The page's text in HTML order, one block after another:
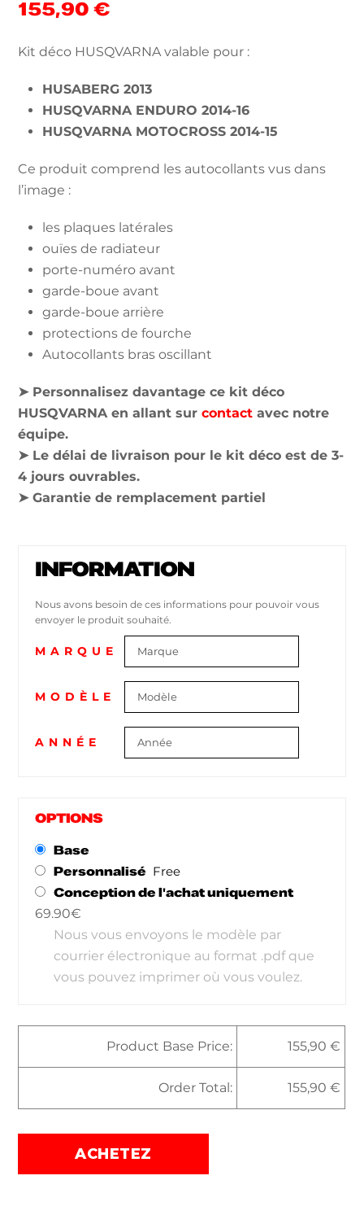
155,90€
Kit déco HUSQVARNA valable pour :
HUSABERG 2013
HUSQVARNA ENDURO 2014-16
HUSQVARNA MOTOCROSS 2014-15
Ce produit comprend les autocollants vus dans
l’image :
les plaques latérales
ouïes de radiateur
porte-numéro avant
garde-boue avant
garde-boue arrière
protections de fourche
Autocollants bras oscillant
➤ Personnalisez davantage ce kit déco
HUSQVARNA en allant surcontactavec notre
équipe.
➤ Le délai de livraison pour le kit déco est de 3-
4 jours ouvrables.
➤ Garantie de remplacement partiel
INFORMATION
Nous avons besoin de ces informations pour pouvoir vous
envoyer le produit souhaité.
MARQUE
MODÈLE
ANNÉE
OPTIONS
Base
Personnalisé
Conception de l'achat uniquement
69.90€
Nous vous envoyons le modèle par
courrier électronique au format .pdf que
vous pouvez imprimer où vous voulez.
Product Base Price: 155,90€
Order Total: 155,90 €
ACHETEZ